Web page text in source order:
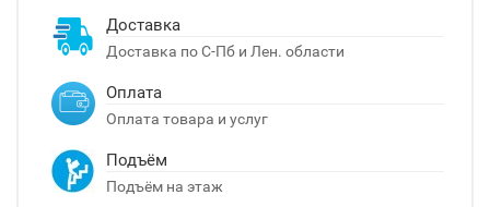
Доставка
Доставка по С-Пб и Лен. области
Оплата
Оплата товара и услуг
Подъём
Подъём на этаж